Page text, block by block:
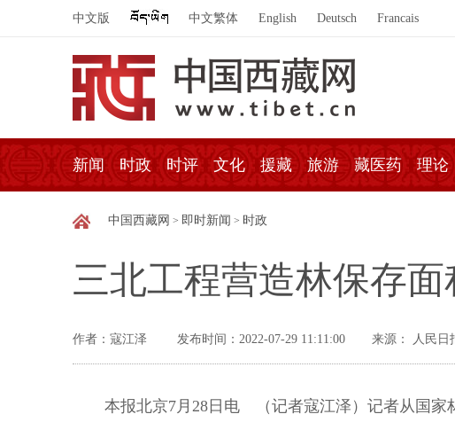
中文版 中文繁体 English Deutsch Francais
新闻 时政 时评 文化 援藏 旅游 藏医药 理论
中国西藏网 > 即时新闻 > 时政
三北工程营造林保存面
作者：寇江泽 发布时间：2022-07-29 11:11:00 来源： 人民日
本报北京7月28日电 （记者寇江泽）记者从国家